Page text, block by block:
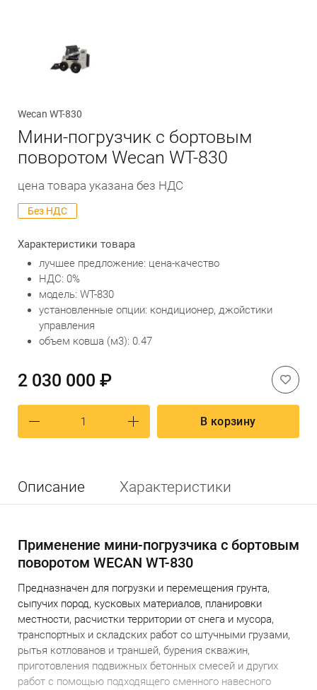
Wecan WT-830
Мини-погрузчик с бортовым
поворотом Wecan WT-830
цена товара указана без НДС
Без НДС
Характеристики товара
лучшее предложение: цена-качество
НДС: 0%
модель: WT-830
установленные опции: кондиционер, джойстики
управления
объем ковша (м3): 0.47
2 030 000 ₽
В корзину
Описание Характеристики
Применение мини-погрузчика с бортовым
поворотом WECAN WT-830
Предназначен для погрузки и перемещения грунта,
сыпучих пород, кусковых материалов, планировки
местности, расчистки территории от снега и мусора,
транспортных и складских работ со штучными грузами,
рытья котлованов и траншей, бурения скважин,
приготовления подвижных бетонных смесей и других
работ с помощью подходящего сменного навесного